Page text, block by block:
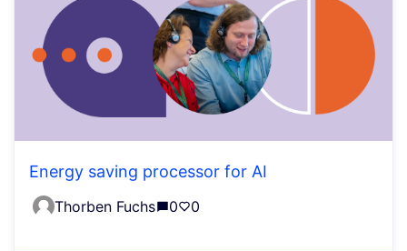
Energy saving processor for AI
Thorben Fuchs 0 0